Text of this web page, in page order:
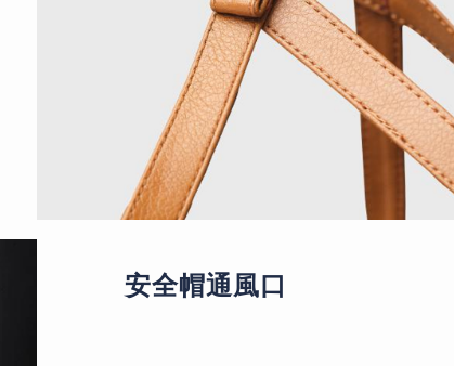
安全帽通風口